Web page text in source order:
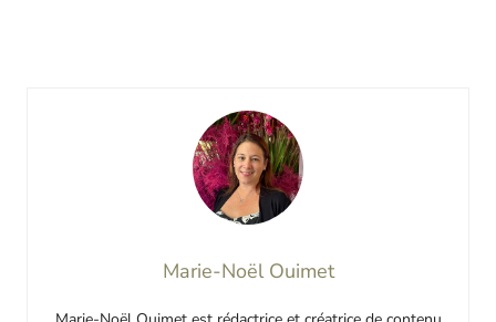
Marie-Noël Ouimet